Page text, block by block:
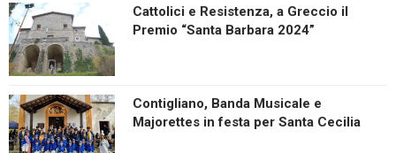
Cattolici e Resistenza, a Greccio il
Premio “Santa Barbara 2024”
Contigliano, Banda Musicale e
Majorettes in festa per Santa Cecilia